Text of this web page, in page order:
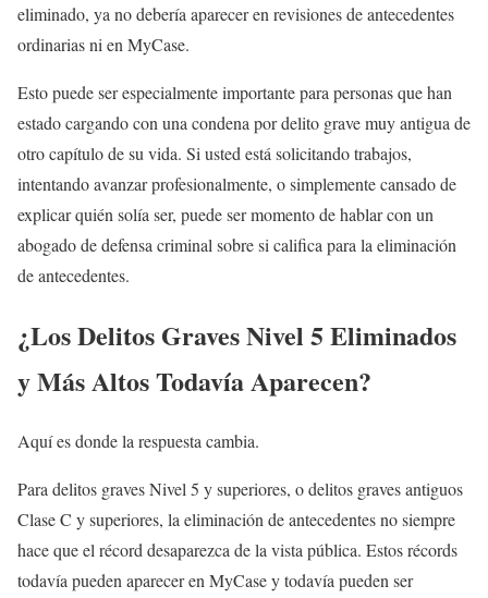
eliminado, ya no debería aparecer en revisiones de antecedentes
ordinarias ni en MyCase.
Esto puede ser especialmente importante para personas que han
estado cargando con una condena por delito grave muy antigua de
otro capítulo de su vida. Si usted está solicitando trabajos,
intentando avanzar profesionalmente, o simplemente cansado de
explicar quién solía ser, puede ser momento de hablar con un
abogado de defensa criminal sobre si califica para la eliminación
de antecedentes.
¿Los Delitos Graves Nivel 5 Eliminados
y Más Altos Todavía Aparecen?
Aquí es donde la respuesta cambia.
Para delitos graves Nivel 5 y superiores, o delitos graves antiguos
Clase C y superiores, la eliminación de antecedentes no siempre
hace que el récord desaparezca de la vista pública. Estos récords
todavía pueden aparecer en MyCase y todavía pueden ser